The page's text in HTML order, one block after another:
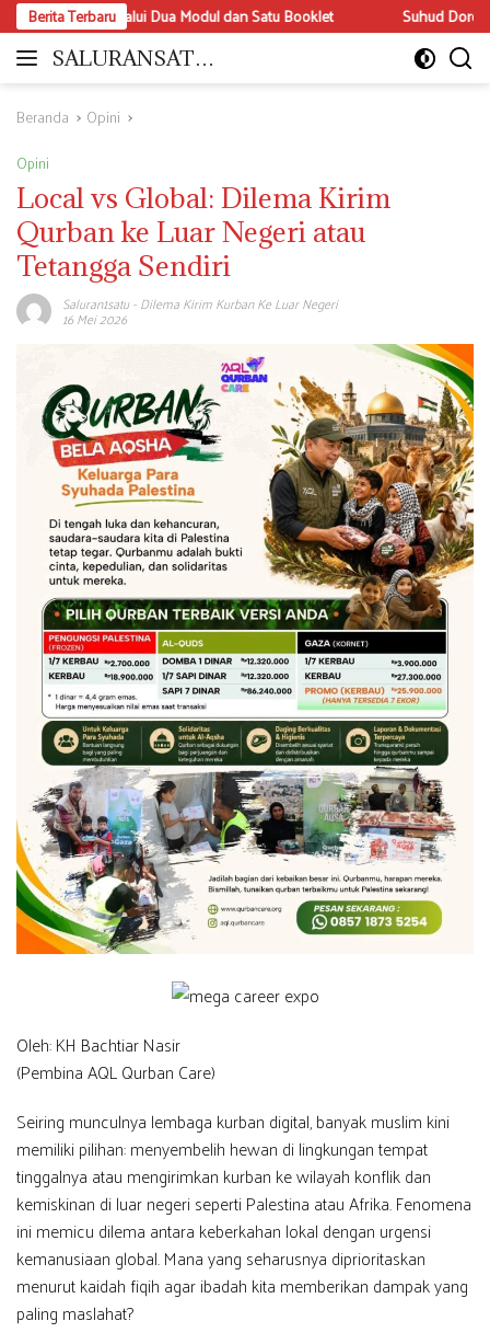
Langsung
ke
konten
Berita Terbaru
Dua Modul dan Satu Booklet Suhud Dorong Optimalisasi
SALURANSATU.
Moderat
Mencerdaskan
Beranda Opini
Opini
Local vs Global: Dilema Kirim
Qurban ke Luar Negeri atau
Tetangga Sendiri
Saluran1satu-Dilema Kirim Kurban Ke Luar Negeri
16 Mei 2026
Oleh: KH Bachtiar Nasir
(Pembina AQL Qurban Care)
Seiring munculnya lembaga kurban digital, banyak muslim kini
memiliki pilihan: menyembelih hewan di lingkungan tempat
tinggalnya atau mengirimkan kurban ke wilayah konflik dan
kemiskinan di luar negeri seperti Palestina atau Afrika. Fenomena
ini memicu dilema antara keberkahan lokal dengan urgensi
kemanusiaan global. Mana yang seharusnya diprioritaskan
menurut kaidah fiqih agar ibadah kita memberikan dampak yang
paling maslahat?